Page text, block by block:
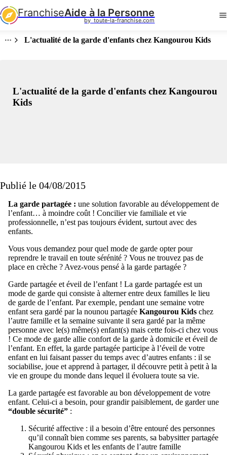
FranchiseAide à la Personne
by  toute-la-franchise.com
L'actualité de la garde d'enfants chez Kangourou Kids
L'actualité de la garde d'enfants chez Kangourou
Kids
Publié le 04/08/2015
La garde partagée : une solution favorable au développement de
l’enfant… à moindre coût ! Concilier vie familiale et vie
professionnelle, n’est pas toujours évident, surtout avec des
enfants.
Vous vous demandez pour quel mode de garde opter pour
reprendre le travail en toute sérénité ? Vous ne trouvez pas de
place en crèche ? Avez-vous pensé à la garde partagée ?
Garde partagée et éveil de l’enfant ! La garde partagée est un
mode de garde qui consiste à alterner entre deux familles le lieu
de garde de l’enfant. Par exemple, pendant une semaine votre
enfant sera gardé par la nounou partagée Kangourou Kids chez
l’autre famille et la semaine suivante il sera gardé par la même
personne avec le(s) même(s) enfant(s) mais cette fois-ci chez vous
! Ce mode de garde allie confort de la garde à domicile et éveil de
l’enfant. En effet, la garde partagée participe à l’éveil de votre
enfant en lui faisant passer du temps avec d’autres enfants : il se
sociabilise, joue et apprend à partager, il découvre petit à petit à la
vie en groupe du monde dans lequel il évoluera toute sa vie.
La garde partagée est favorable au bon développement de votre
enfant. Celui-ci a besoin, pour grandir paisiblement, de garder une
“double sécurité” :
Sécurité affective : il a besoin d’être entouré des personnes
qu’il connaît bien comme ses parents, sa babysitter partagée
Kangourou Kids et les enfants de l’autre famille